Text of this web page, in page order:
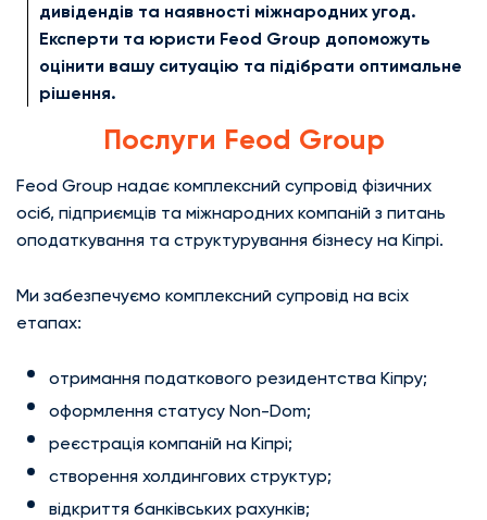
дивідендів та наявності міжнародних угод.
Експерти та юристи Feod Group допоможуть
оцінити вашу ситуацію та підібрати оптимальне
рішення.
Послуги Feod Group
Feod Group надає комплексний супровід фізичних
осіб, підприємців та міжнародних компаній з питань
оподаткування та структурування бізнесу на Кіпрі.
Ми забезпечуємо комплексний супровід на всіх
етапах:
отримання податкового резидентства Кіпру;
оформлення статусу Non-Dom;
реєстрація компаній на Кіпрі;
створення холдингових структур;
відкриття банківських рахунків;